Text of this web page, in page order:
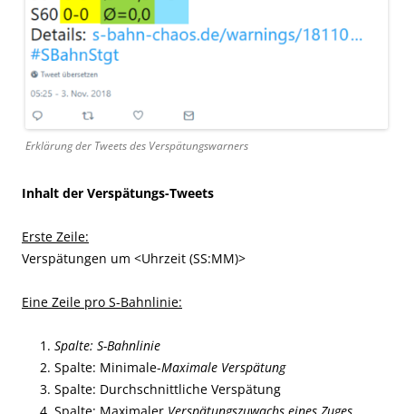
Erklärung der Tweets des Verspätungswarners
Inhalt der Verspätungs-Tweets
Erste Zeile:
Verspätungen um <Uhrzeit (SS:MM)>
Eine Zeile pro S-Bahnlinie:
Spalte: S-Bahnlinie
Spalte: Minimale-Maximale Verspätung
Spalte: Durchschnittliche Verspätung